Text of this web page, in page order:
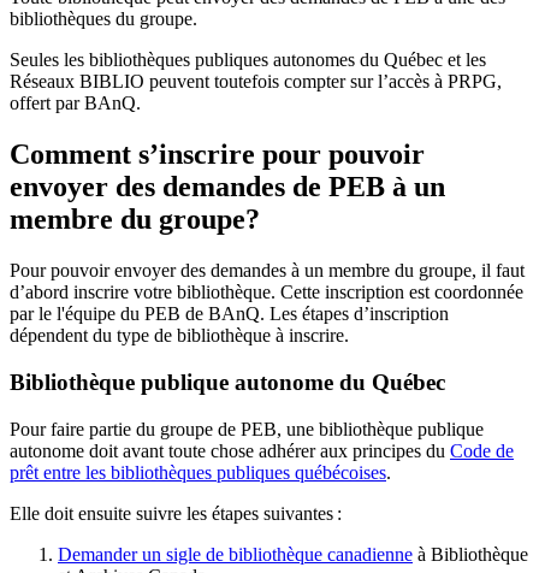
bibliothèques du groupe.
Seules les bibliothèques publiques autonomes du Québec et les
Réseaux BIBLIO peuvent toutefois compter sur l’accès à PRPG,
offert par BAnQ.
Comment s’inscrire pour pouvoir
envoyer des demandes de PEB à un
membre du groupe?
Pour pouvoir envoyer des demandes à un membre du groupe, il faut
d’abord inscrire votre bibliothèque. Cette inscription est coordonnée
par le l'équipe du PEB de BAnQ. Les étapes d’inscription
dépendent du type de bibliothèque à inscrire.
Bibliothèque publique autonome du Québec
Pour faire partie du groupe de PEB, une bibliothèque publique
autonome doit avant toute chose adhérer aux principes du Code de
prêt entre les bibliothèques publiques québécoises.
Elle doit ensuite suivre les étapes suivantes :
Demander un sigle de bibliothèque canadienne à Bibliothèque